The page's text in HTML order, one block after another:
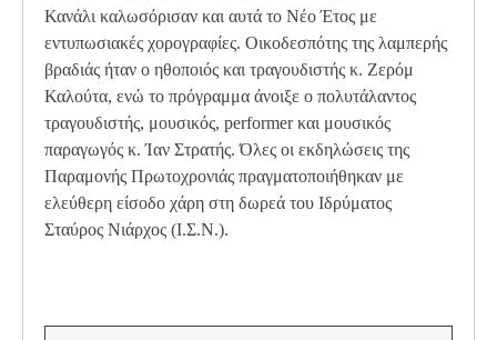
Κανάλι καλωσόρισαν και αυτά το Νέο Έτος με
εντυπωσιακές χορογραφίες. Οικοδεσπότης της λαμπερής
βραδιάς ήταν ο ηθοποιός και τραγουδιστής κ. Ζερόμ
Καλούτα, ενώ το πρόγραμμα άνοιξε ο πολυτάλαντος
τραγουδιστής, μουσικός, performer και μουσικός
παραγωγός κ. Ίαν Στρατής. Όλες οι εκδηλώσεις της
Παραμονής Πρωτοχρονιάς πραγματοποιήθηκαν με
ελεύθερη είσοδο χάρη στη δωρεά του Ιδρύματος
Σταύρος Νιάρχος (Ι.Σ.Ν.).